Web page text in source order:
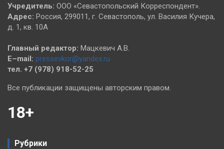
Учредитель: ООО «Севастопольский Корреспондент».
Адрес: Россия, 299011, г. Севастополь, ул. Василия Кучера,
д. 1, кв. 10А
Главный редактор: Мацкевич А.В.
E–mail: pressevkor@yandex.ru
тел. +7 (978) 918-52-25
Все публикации защищены авторским правом.
18+
Рубрики